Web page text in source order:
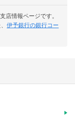
店情報ページです。
伊予銀行の銀行コー